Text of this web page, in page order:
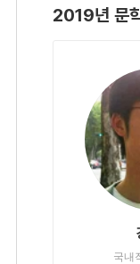
2019년 문
국내